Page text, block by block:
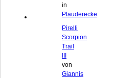
in
Plauderecke
Pirelli
Scorpion
Trail
III
von
Giannis